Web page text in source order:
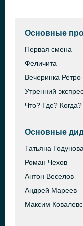
Основные
Первая смена
Феличита
Вечеринка Ретро
Утренний
Что? Где? Когда?
Основные
Татьяна Годунова
Роман Чехов
Антон Веселов
Андрей Мареев
Максим